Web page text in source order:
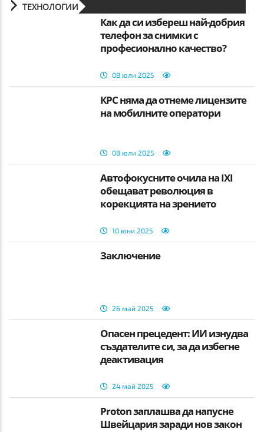
ТЕХНОЛОГИИ
Как да си избереш най-добрия
телефон за снимки с
професионално качество?
08 юли 2025
КРС няма да отнеме лицензите
на мобилните оператори
08 юли 2025
Автофокусните очила на IXI
обещават революция в
корекцията на зрението
10 юни 2025
Заключение
26 май 2025
Опасен прецедент: ИИ изнудва
създателите си, за да избегне
деактивация
24 май 2025
Proton заплашва да напусне
Швейцария заради нов закон